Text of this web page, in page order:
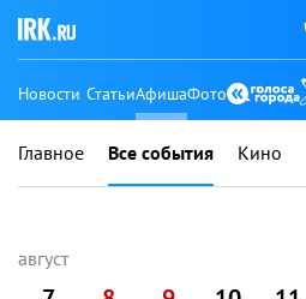
Новости СтатьиАфишаФото
Главное Все события Кино